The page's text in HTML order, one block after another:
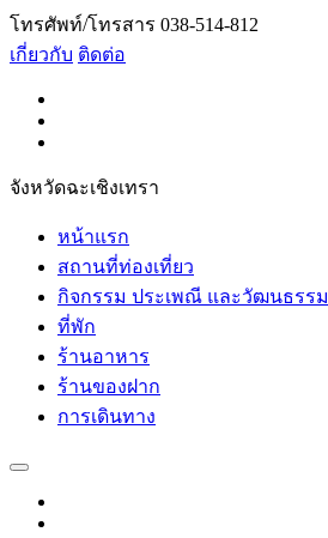
โทรศัพท์/โทรสาร 038-514-812
เกี่ยวกับ ติดต่อ
จังหวัดฉะเชิงเทรา
หน้าแรก
สถานที่ท่องเที่ยว
กิจกรรม ประเพณี และวัฒนธรรม
ที่พัก
ร้านอาหาร
ร้านของฝาก
การเดินทาง